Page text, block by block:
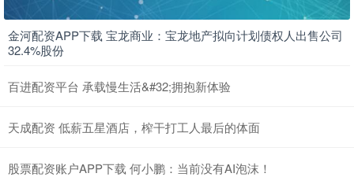
金河配资APP下载 宝龙商业：宝龙地产拟向计划债权人出售公司
32.4%股份
百进配资平台 承载慢生活&#32;拥抱新体验
天成配资 低薪五星酒店，榨干打工人最后的体面
股票配资账户APP下载 何小鹏：当前没有AI泡沫！